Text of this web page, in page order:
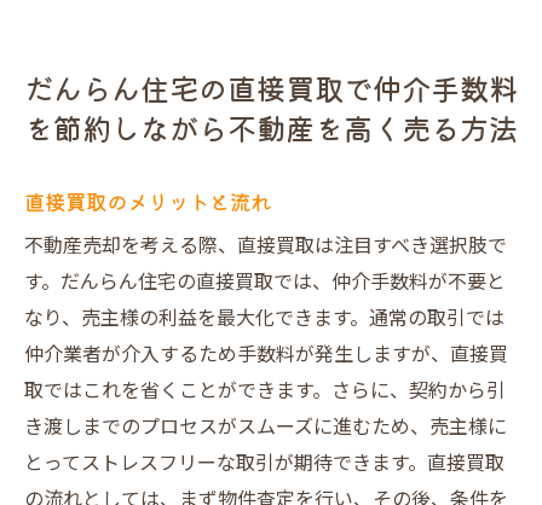
だんらん住宅の直接買取で仲介手数料
を節約しながら不動産を高く売る方法
直接買取のメリットと流れ
不動産売却を考える際、直接買取は注目すべき選択肢で
す。だんらん住宅の直接買取では、仲介手数料が不要と
なり、売主様の利益を最大化できます。通常の取引では
仲介業者が介入するため手数料が発生しますが、直接買
取ではこれを省くことができます。さらに、契約から引
き渡しまでのプロセスがスムーズに進むため、売主様に
とってストレスフリーな取引が期待できます。直接買取